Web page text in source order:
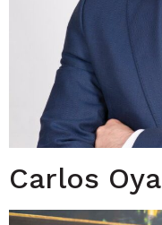
Carlos